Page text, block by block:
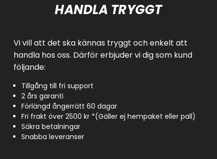
HANDLA TRYGGT
Vi vill att det ska kännas tryggt och enkelt att
handla hos oss. Därför erbjuder vi dig som kund
följande:
Tillgång till fri support
2 års garanti
Förlängd ångerrätt 60 dagar
Fri frakt över 2500 kr *(Gäller ej hempaket eller pall)
Säkra betalningar
Snabba leveranser